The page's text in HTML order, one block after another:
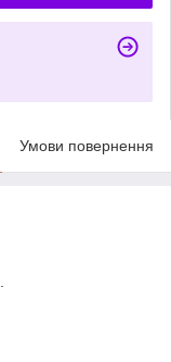
Умови повернення